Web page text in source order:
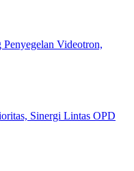
Videotron,
Sinergi Lintas OPD